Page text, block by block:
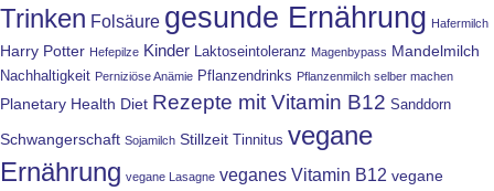
Trinken Folsäure gesunde Ernährung Hafermilch
Harry Potter Hefepilze Kinder Laktoseintoleranz Magenbypass Mandelmilch
Nachhaltigkeit Perniziöse Anämie Pflanzendrinks Pflanzenmilch selber machen
Planetary Health Diet Rezepte mit Vitamin B12 Sanddorn
Schwangerschaft Sojamilch Stillzeit Tinnitus vegane
Ernährung vegane Lasagne veganes Vitamin B12 vegane